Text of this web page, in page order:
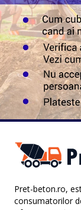
Pret-beton.ro,
consumatorilor